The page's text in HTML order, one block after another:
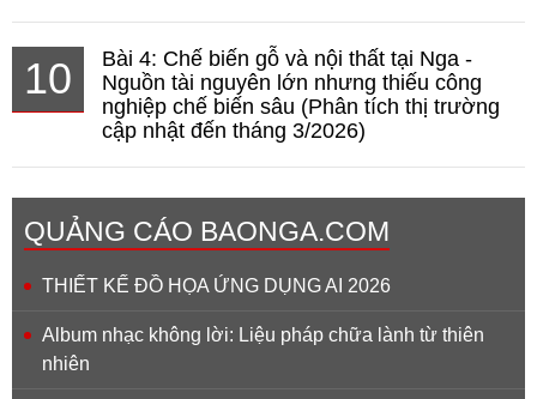
10
Bài 4: Chế biến gỗ và nội thất tại Nga -
Nguồn tài nguyên lớn nhưng thiếu công
nghiệp chế biến sâu (Phân tích thị trường
cập nhật đến tháng 3/2026)
QUẢNG CÁO BAONGA.COM
THIẾT KẾ ĐỒ HỌA ỨNG DỤNG AI 2026
Album nhạc không lời: Liệu pháp chữa lành từ thiên
nhiên